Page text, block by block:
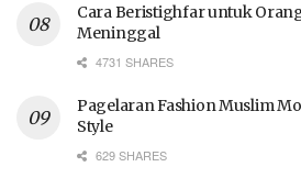
Cara Beristighfar untuk
Meninggal
4731 SHARES
Pagelaran Fashion Muslim
Style
629 SHARES